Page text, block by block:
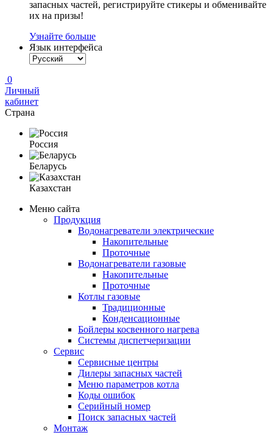
запасных частей, регистрируйте стикеры и обменивайте
их на призы!
Узнайте больше
Язык интерфейса
0
Личный
кабинет
Страна
Россия
Беларусь
Казахстан
Меню сайта
Продукция
Водонагреватели электрические
Накопительные
Проточные
Водонагреватели газовые
Накопительные
Проточные
Котлы газовые
Традиционные
Конденсационные
Бойлеры косвенного нагрева
Системы диспетчеризации
Сервис
Сервисные центры
Дилеры запасных частей
Меню параметров котла
Коды ошибок
Серийный номер
Поиск запасных частей
Монтаж